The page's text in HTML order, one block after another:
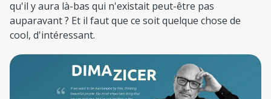
qu'il y aura là-bas qui n'existait peut-être pas
auparavant ? Et il faut que ce soit quelque chose de
cool, d'intéressant.